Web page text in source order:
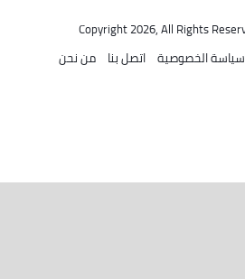
سياسة الخصوصية اتصل بنا من نحن